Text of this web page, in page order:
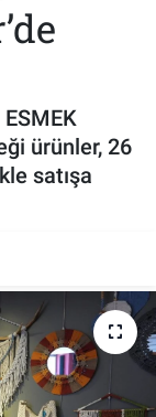
ürünler, 26
satışa